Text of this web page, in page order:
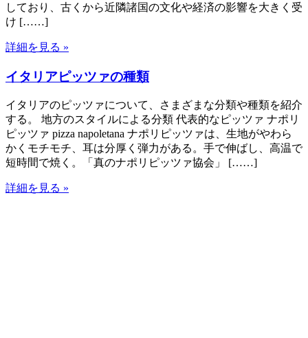
しており、古くから近隣諸国の文化や経済の影響を大きく受
け [……]
詳細を見る »
イタリアピッツァの種類
イタリアのピッツァについて、さまざまな分類や種類を紹介
する。 地方のスタイルによる分類 代表的なピッツァ ナポリ
ピッツァ pizza napoletana ナポリピッツァは、生地がやわら
かくモチモチ、耳は分厚く弾力がある。手で伸ばし、高温で
短時間で焼く。「真のナポリピッツァ協会」 [……]
詳細を見る »